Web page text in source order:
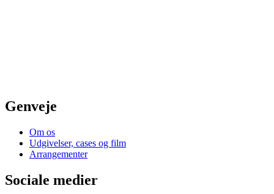
Genveje
Om os
Udgivelser, cases og film
Arrangementer
Sociale medier